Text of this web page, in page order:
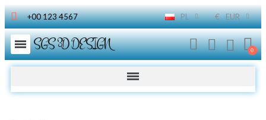
+00 123 4567 PL € EUR
SGS 3D DESIGN